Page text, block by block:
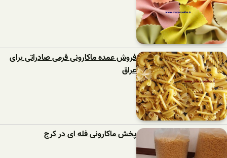
فروش عمده ماکارونی فرمی صادراتی برای
عراق
پخش ماکارونی فله ای در کرج